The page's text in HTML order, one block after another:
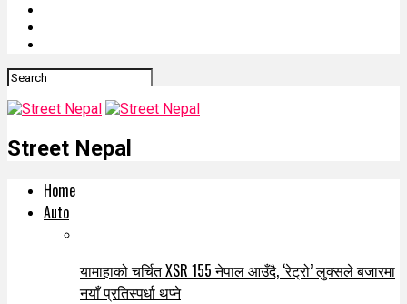
Street Nepal
Home
Auto
यामाहाको चर्चित XSR 155 नेपाल आउँदै, ‘रेट्रो’ लुक्सले बजारमा
नयाँ प्रतिस्पर्धा थप्ने